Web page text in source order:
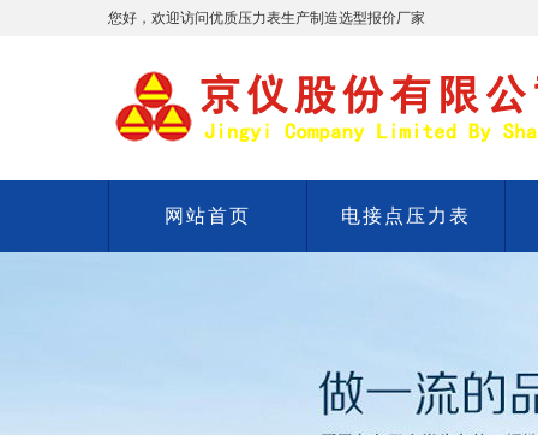
您好，欢迎访问优质压力表生产制造选型报价厂家
网站首页 电接点压力表